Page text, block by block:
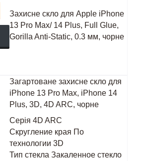
Захисне скло для Apple iPhone
13 Pro Max/ 14 Plus, Full Glue,
Gorilla Anti-Static, 0.3 мм, чорне
Загартоване захисне скло для
iPhone 13 Pro Max, iPhone 14
Plus, 3D, 4D ARC, чорне
Серія 4D ARC
Скругление края По
технологии 3D
Тип стекла Закаленное стекло